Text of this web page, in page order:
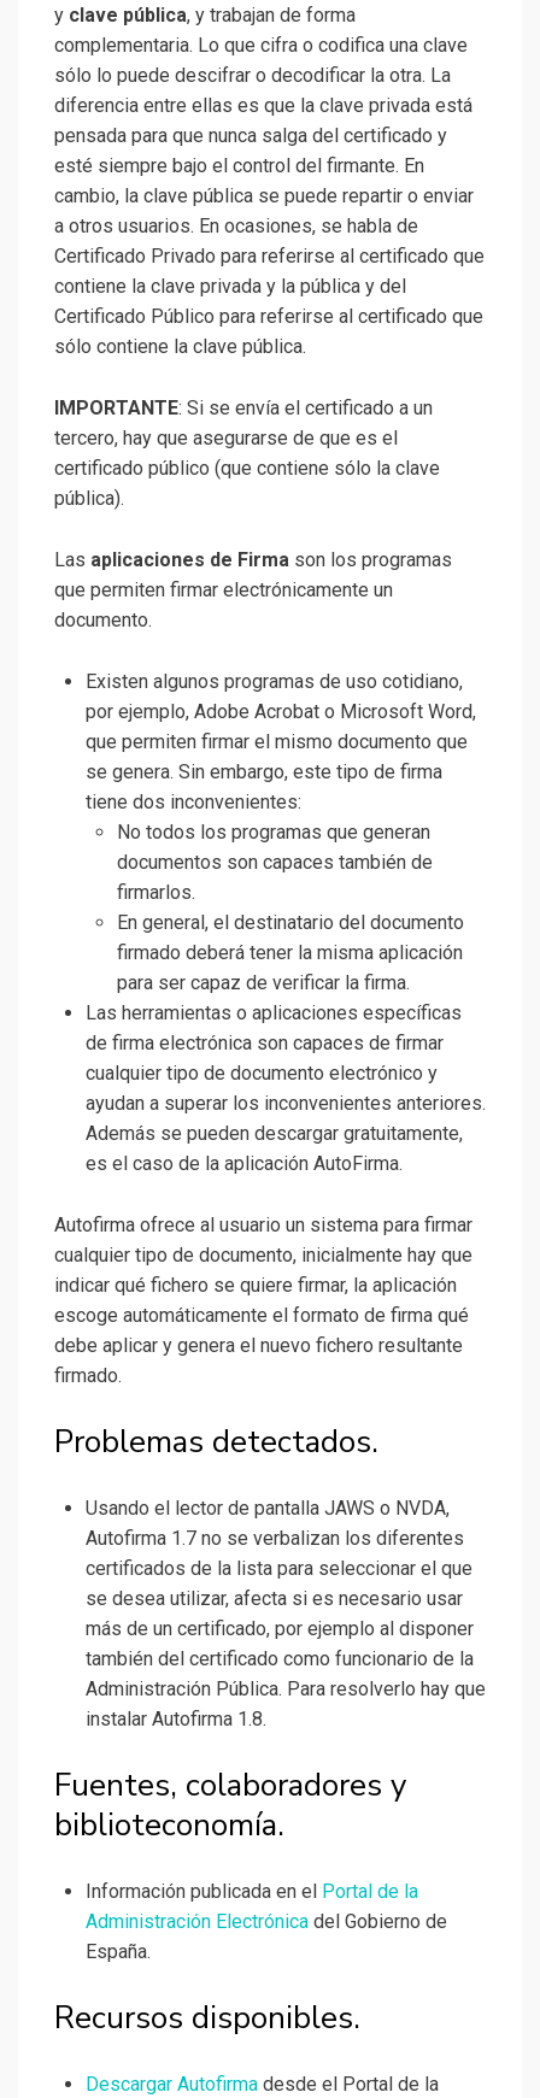
y clave pública, y trabajan de forma
complementaria. Lo que cifra o codifica una clave
sólo lo puede descifrar o decodificar la otra. La
diferencia entre ellas es que la clave privada está
pensada para que nunca salga del certificado y
esté siempre bajo el control del firmante. En
cambio, la clave pública se puede repartir o enviar
a otros usuarios. En ocasiones, se habla de
Certificado Privado para referirse al certificado que
contiene la clave privada y la pública y del
Certificado Público para referirse al certificado que
sólo contiene la clave pública.
IMPORTANTE: Si se envía el certificado a un
tercero, hay que asegurarse de que es el
certificado público (que contiene sólo la clave
pública).
Las aplicaciones de Firma son los programas
que permiten firmar electrónicamente un
documento.
Existen algunos programas de uso cotidiano,
por ejemplo, Adobe Acrobat o Microsoft Word,
que permiten firmar el mismo documento que
se genera. Sin embargo, este tipo de firma
tiene dos inconvenientes:
No todos los programas que generan
documentos son capaces también de
firmarlos.
En general, el destinatario del documento
firmado deberá tener la misma aplicación
para ser capaz de verificar la firma.
Las herramientas o aplicaciones específicas
de firma electrónica son capaces de firmar
cualquier tipo de documento electrónico y
ayudan a superar los inconvenientes anteriores.
Además se pueden descargar gratuitamente,
es el caso de la aplicación AutoFirma.
Autofirma ofrece al usuario un sistema para firmar
cualquier tipo de documento, inicialmente hay que
indicar qué fichero se quiere firmar, la aplicación
escoge automáticamente el formato de firma qué
debe aplicar y genera el nuevo fichero resultante
firmado.
Problemas detectados.
Usando el lector de pantalla JAWS o NVDA,
Autofirma 1.7 no se verbalizan los diferentes
certificados de la lista para seleccionar el que
se desea utilizar, afecta si es necesario usar
más de un certificado, por ejemplo al disponer
también del certificado como funcionario de la
Administración Pública. Para resolverlo hay que
instalar Autofirma 1.8.
Fuentes, colaboradores y
biblioteconomía.
Información publicada en el
Portal de la
Administración Electrónica del Gobierno de
España.
Recursos disponibles.
Descargar Autofirma desde el Portal de la